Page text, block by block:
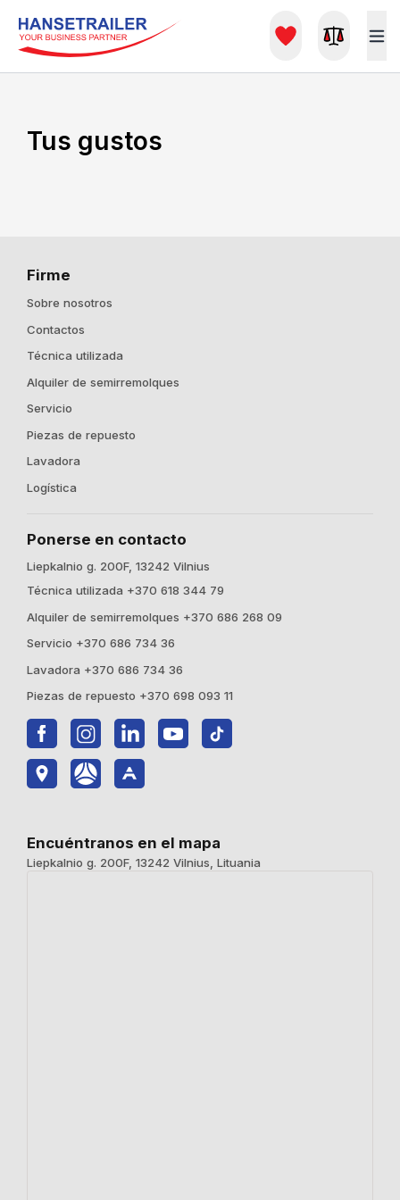
Tus gustos
Firme
Sobre nosotros
Contactos
Técnica utilizada
Alquiler de semirremolques
Servicio
Piezas de repuesto
Lavadora
Logística
Ponerse en contacto
Liepkalnio g. 200F, 13242 Vilnius
Técnica utilizada +370 618 344 79
Alquiler de semirremolques +370 686 268 09
Servicio +370 686 734 36
Lavadora +370 686 734 36
Piezas de repuesto +370 698 093 11
Encuéntranos en el mapa
Liepkalnio g. 200F, 13242 Vilnius, Lituania